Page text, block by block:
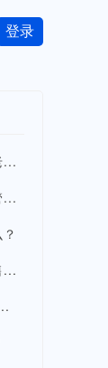
登录
...
...
...